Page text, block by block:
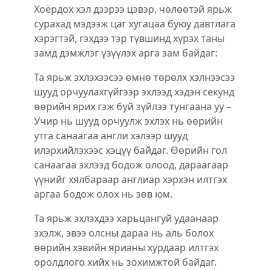
Хоёрдох хэл дээрээ цэвэр, чөлөөтэй ярьж
сурахад мэдээж цаг хугацаа буюу давтлага
хэрэгтэй, гэхдээ тэр түвшинд хүрэх таны
замд дэмжлэг үзүүлэх арга зам байдаг:
Та ярьж эхлэхээсээ өмнө төрөлх хэлнээсээ
шууд орчуулахгүйгээр эхлээд хэдэн секунд
өөрийн ярих гэж буй зүйлээ тунгаана уу –
Учир нь шууд орчуулж эхлэх нь өөрийн
утга санаагаа англи хэлээр шууд
илэрхийлэхээс хэцүү байдаг. Өөрийн гол
санаагаа эхлээд бодож олоод, дараагаар
үүнийг хялбараар англиар хэрхэн илтгэх
аргаа бодож олох нь зөв юм.
Та ярьж эхлэхдээ харьцангуй удаанаар
эхэлж, эвээ олсны дараа нь аль болох
өөрийн хэвийн ярианы хурдаар илтгэх
оролдлого хийх нь зохимжтой байдаг.